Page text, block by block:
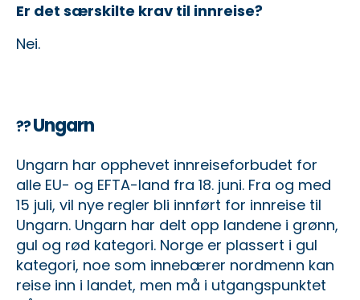
Er det særskilte krav til innreise?
Nei.
??Ungarn
Ungarn har opphevet innreiseforbudet for
alle EU- og EFTA-land fra 18. juni. Fra og med
15 juli, vil nye regler bli innført for innreise til
Ungarn. Ungarn har delt opp landene i grønn,
gul og rød kategori. Norge er plassert i gul
kategori, noe som innebærer nordmenn kan
reise inn i landet, men må i utgangspunktet